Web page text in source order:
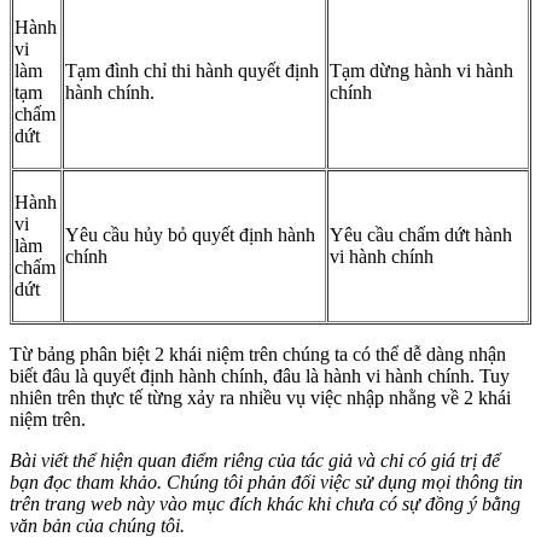
Hành
vi
làm
tạm
chấm
dứt
Tạm đình chỉ thi hành quyết định
hành chính.
Tạm dừng hành vi hành
chính
Hành
vi
làm
chấm
dứt
Yêu cầu hủy bỏ quyết định hành
chính
Yêu cầu chấm dứt hành
vi hành chính
Từ bảng phân biệt 2 khái niệm trên chúng ta có thể dễ dàng nhận
biết đâu là quyết định hành chính, đâu là hành vi hành chính. Tuy
nhiên trên thực tế từng xảy ra nhiều vụ việc nhập nhằng về 2 khái
niệm trên.
Bài viết thể hiện quan điểm riêng của tác giả và chỉ có giá trị để
bạn đọc tham khảo. Chúng tôi phản đối việc sử dụng mọi thông tin
trên trang web này vào mục đích khác khi chưa có sự đồng ý bằng
văn bản của chúng tôi.